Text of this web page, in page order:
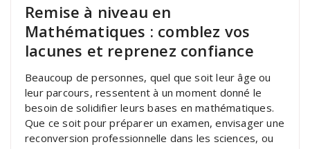
Remise à niveau en
Mathématiques : comblez vos
lacunes et reprenez confiance
Beaucoup de personnes, quel que soit leur âge ou
leur parcours, ressentent à un moment donné le
besoin de solidifier leurs bases en mathématiques.
Que ce soit pour préparer un examen, envisager une
reconversion professionnelle dans les sciences, ou